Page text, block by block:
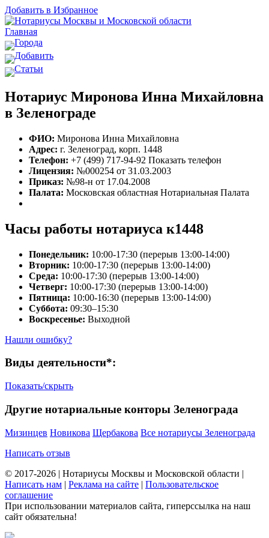
Добавить в Избранное
Главная
Города
Добавить
Статьи
Нотариус Миронова Инна Михайловна
в Зеленограде
ФИО: Миронова Инна Михайловна
Адрес: г. Зеленоград, корп. 1448
Телефон: +7 (499) 717-94-92 Показать телефон
Лицензия: №000254 от 31.03.2003
Приказ: №98-н от 17.04.2008
Палата: Московская областная Нотариальная Палата
Часы работы нотариуса к1448
Понедельник: 10:00-17:30 (перерыв 13:00-14:00)
Вторник: 10:00-17:30 (перерыв 13:00-14:00)
Среда: 10:00-17:30 (перерыв 13:00-14:00)
Четверг: 10:00-17:30 (перерыв 13:00-14:00)
Пятница: 10:00-16:30 (перерыв 13:00-14:00)
Суббота: 09:30–15:30
Воскресенье: Выходной
Нашли ошибку?
Виды деятельности*:
Показать/скрыть
Другие нотариальные конторы Зеленограда
Мизинцев Новикова Щербакова Все нотариусы Зеленограда
Написать отзыв
© 2017-2026 | Нотариусы Москвы и Московской области |
Написать нам | Реклама на сайте | Пользовательское
соглашение
При использовании материалов сайта, гиперссылка на наш
сайт обязательна!